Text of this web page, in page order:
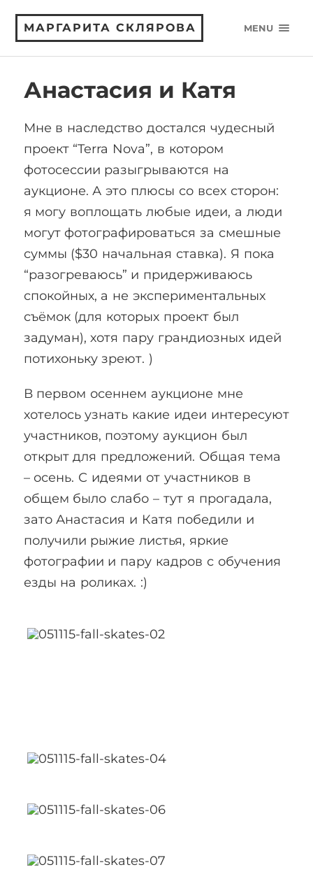
МАРГАРИТА СКЛЯРОВА MENU
Анастасия и Катя
Мне в наследство достался чудесный
проект “Terra Nova”, в котором
фотосессии разыгрываются на
аукционе. А это плюсы со всех сторон:
я могу воплощать любые идеи, а люди
могут фотографироваться за смешные
суммы ($30 начальная ставка). Я пока
“разогреваюсь” и придерживаюсь
спокойных, а не экспериментальных
съёмок (для которых проект был
задуман), хотя пару грандиозных идей
потихоньку зреют. )
В первом осеннем аукционе мне
хотелось узнать какие идеи интересуют
участников, поэтому аукцион был
открыт для предложений. Общая тема
– осень. С идеями от участников в
общем было слабо – тут я прогадала,
зато Анастасия и Катя победили и
получили рыжие листья, яркие
фотографии и пару кадров с обучения
езды на роликах. :)